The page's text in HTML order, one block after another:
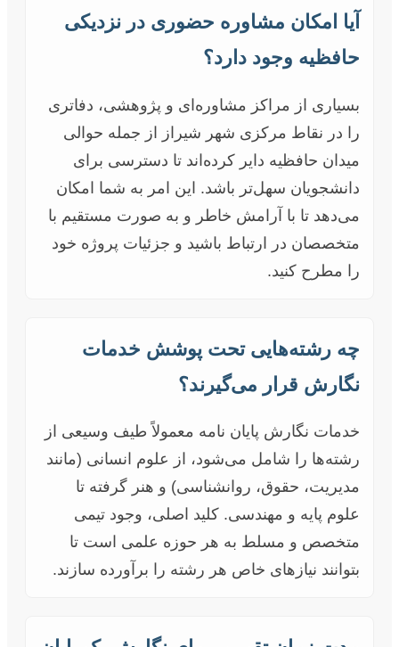
آیا امکان مشاوره حضوری در نزدیکی
حافظیه وجود دارد؟
بسیاری از مراکز مشاوره‌ای و پژوهشی، دفاتری
را در نقاط مرکزی شهر شیراز از جمله حوالی
میدان حافظیه دایر کرده‌اند تا دسترسی برای
دانشجویان سهل‌تر باشد. این امر به شما امکان
می‌دهد تا با آرامش خاطر و به صورت مستقیم با
متخصصان در ارتباط باشید و جزئیات پروژه خود
را مطرح کنید.
چه رشته‌هایی تحت پوشش خدمات
نگارش قرار می‌گیرند؟
خدمات نگارش پایان نامه معمولاً طیف وسیعی از
رشته‌ها را شامل می‌شود، از علوم انسانی (مانند
مدیریت، حقوق، روانشناسی) و هنر گرفته تا
علوم پایه و مهندسی. کلید اصلی، وجود تیمی
متخصص و مسلط به هر حوزه علمی است تا
بتوانند نیازهای خاص هر رشته را برآورده سازند.